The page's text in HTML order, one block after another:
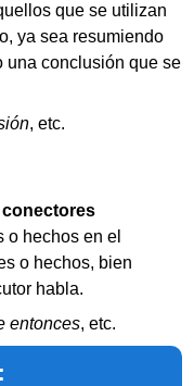
que se utilizan
ya sea resumiendo
una conclusión que se
, etc.
conectores
o hechos en el
o hechos, bien
habla.
entonces, etc.